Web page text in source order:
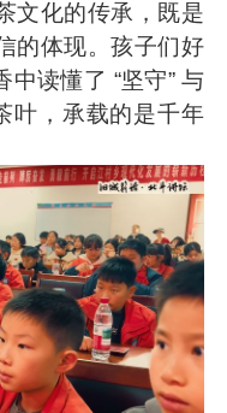
文化的传承，既是
的体现。孩子们好
读懂了 “坚守” 与
叶，承载的是千年